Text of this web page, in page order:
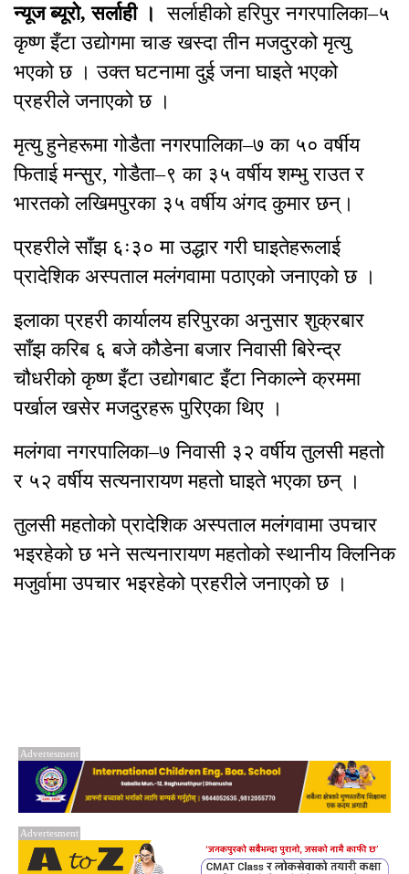
न्यूज ब्यूरो, सर्लाही । सर्लाहीको हरिपुर नगरपालिका–५
कृष्ण इँटा उद्योगमा चाङ खस्दा तीन मजदुरको मृत्यु
भएको छ । उक्त घटनामा दुई जना घाइते भएको
प्रहरीले जनाएको छ ।
मृत्यु हुनेहरूमा गोडैता नगरपालिका–७ का ५० वर्षीय
फिताई मन्सुर, गोडैता–९ का ३५ वर्षीय शम्भु राउत र
भारतको लखिमपुरका ३५ वर्षीय अंगद कुमार छन्।
प्रहरीले साँझ ६ः३० मा उद्धार गरी घाइतेहरूलाई
प्रादेशिक अस्पताल मलंगवामा पठाएको जनाएको छ ।
इलाका प्रहरी कार्यालय हरिपुरका अनुसार शुक्रबार
साँझ करिब ६ बजे कौडेना बजार निवासी बिरेन्द्र
चौधरीको कृष्ण इँटा उद्योगबाट इँटा निकाल्ने क्रममा
पर्खाल खसेर मजदुरहरू पुरिएका थिए ।
मलंगवा नगरपालिका–७ निवासी ३२ वर्षीय तुलसी महतो
र ५२ वर्षीय सत्यनारायण महतो घाइते भएका छन् ।
तुलसी महतोको प्रादेशिक अस्पताल मलंगवामा उपचार
भइरहेको छ भने सत्यनारायण महतोको स्थानीय क्लिनिक
मजुर्वामा उपचार भइरहेको प्रहरीले जनाएको छ ।
Advertesment
Advertesment